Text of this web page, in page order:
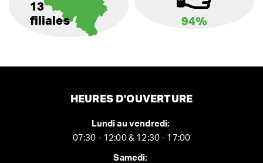
13
filiales
94%
HEURES D'OUVERTURE
Lundi au vendredi:
07:30 - 12:00 & 12:30 - 17:00
Samedi: